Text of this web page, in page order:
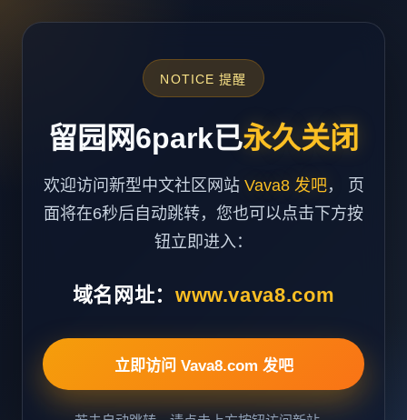
NOTICE 提醒
留园网6park已永久关闭
欢迎访问新型中文社区网站 Vava8 发吧， 页
面将在6秒后自动跳转，您也可以点击下方按
钮立即进入：
域名网址： www.vava8.com
立即访问 Vava8.com 发吧